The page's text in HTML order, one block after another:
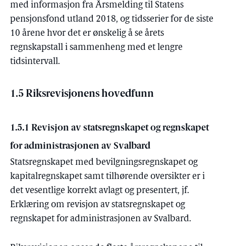
med informasjon fra Årsmelding til Statens
pensjonsfond utland 2018, og tidsserier for de siste
10 årene hvor det er ønskelig å se årets
regnskapstall i sammenheng med et lengre
tidsintervall.
1.5 Riksrevisjonens hovedfunn
1.5.1 Revisjon av statsregnskapet og regnskapet
for administrasjonen av Svalbard
Statsregnskapet med bevilgningsregnskapet og
kapitalregnskapet samt tilhørende oversikter er i
det vesentlige korrekt avlagt og presentert, jf.
Erklæring om revisjon av statsregnskapet og
regnskapet for administrasjonen av Svalbard.